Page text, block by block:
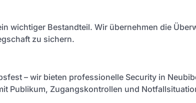
wichtiger Bestandteil. Wir übernehmen die
zu sichern.
– wir bieten professionelle Security in
Publikum, Zugangskontrollen und